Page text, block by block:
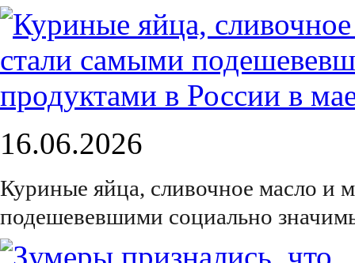
16.06.2026
Куриные яйца, сливочное масло и
подешевевшими социально